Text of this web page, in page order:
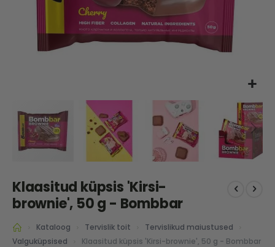
to
the
beginning
of
the
Klaasitud küpsis 'Kirsi-
brownie', 50 g - Bombbar
Kataloog Tervislik toit
Tervislikud maiustused
Valguküpsised
Klaasitud küpsis 'Kirsi-brownie', 50 g - Bombbar